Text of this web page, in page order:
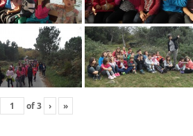
of3 › »